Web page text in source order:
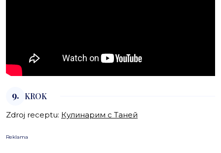
9. KROK
Zdroj receptu: Кулинарим с Таней
Reklama